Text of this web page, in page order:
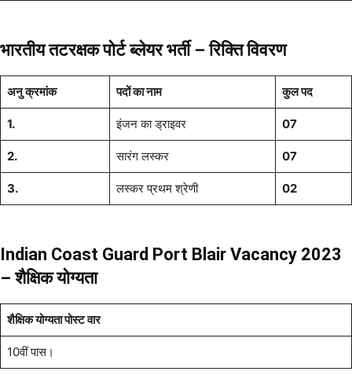
भारतीय तटरक्षक पोर्ट ब्लेयर भर्ती –रिक्तिविवरण
अनु क्रमांक पदों का नाम कुल पद
1. इंजन का ड्राइवर 07
2. सारंग लस्कर 07
3. लस्कर प्रथम श्रेणी 02
Indian Coast Guard Port Blair Vacancy 2023
– शैक्षिक योग्यता
शैक्षिक योग्यता पोस्ट वार
10वीं पास।